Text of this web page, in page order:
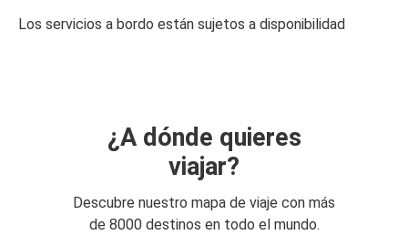
Los servicios a bordo están sujetos a disponibilidad
¿A dónde quieres
viajar?
Descubre nuestro mapa de viaje con más
de 8000 destinos en todo el mundo.